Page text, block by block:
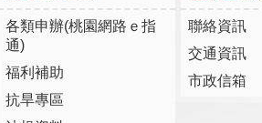
各類申辦(桃園網路ｅ指
通)
福利補助
抗旱專區
聯絡資訊
交通資訊
市政信箱